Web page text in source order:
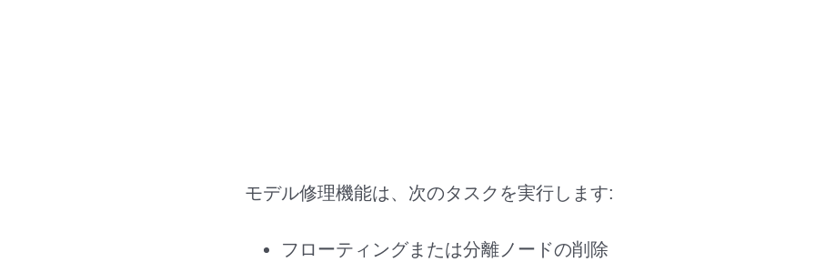
モデル修理機能は、次のタスクを実行します:
フローティングまたは分離ノードの削除